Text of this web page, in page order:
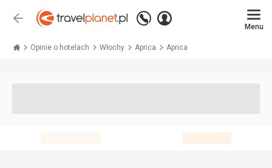
Wstecz
Zadzwoń
+48 71 771 76 55
Zaloguj
Menu
Opinie o hotelach Włochy Aprica Aprica